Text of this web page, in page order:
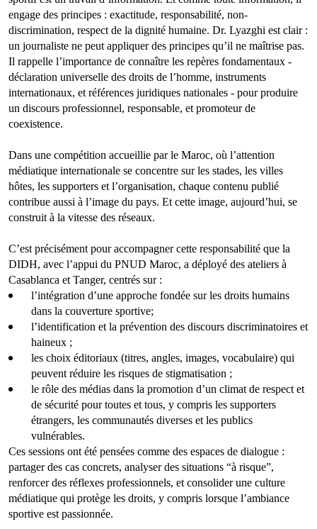
engage des principes : exactitude, responsabilité, non-
discrimination, respect de la dignité humaine. Dr. Lyazghi est clair :
un journaliste ne peut appliquer des principes qu’il ne maîtrise pas.
Il rappelle l’importance de connaître les repères fondamentaux -
déclaration universelle des droits de l’homme, instruments
internationaux, et références juridiques nationales - pour produire
un discours professionnel, responsable, et promoteur de
coexistence.
Dans une compétition accueillie par le Maroc, où l’attention
médiatique internationale se concentre sur les stades, les villes
hôtes, les supporters et l’organisation, chaque contenu publié
contribue aussi à l’image du pays. Et cette image, aujourd’hui, se
construit à la vitesse des réseaux.
C’est précisément pour accompagner cette responsabilité que la
DIDH, avec l’appui du PNUD Maroc, a déployé des ateliers à
Casablanca et Tanger, centrés sur :
l’intégration d’une approche fondée sur les droits humains
dans la couverture sportive;
l’identification et la prévention des discours discriminatoires et
haineux ;
les choix éditoriaux (titres, angles, images, vocabulaire) qui
peuvent réduire les risques de stigmatisation ;
le rôle des médias dans la promotion d’un climat de respect et
de sécurité pour toutes et tous, y compris les supporters
étrangers, les communautés diverses et les publics
vulnérables.
Ces sessions ont été pensées comme des espaces de dialogue :
partager des cas concrets, analyser des situations “à risque”,
renforcer des réflexes professionnels, et consolider une culture
médiatique qui protège les droits, y compris lorsque l’ambiance
sportive est passionnée.